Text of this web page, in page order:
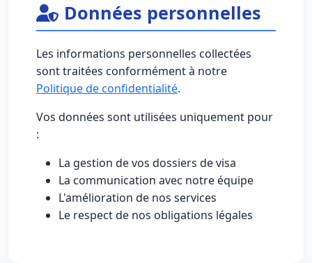
Données personnelles
Les informations personnelles collectées
sont traitées conformément à notre
Politique de confidentialité.
Vos données sont utilisées uniquement pour
:
La gestion de vos dossiers de visa
La communication avec notre équipe
L'amélioration de nos services
Le respect de nos obligations légales